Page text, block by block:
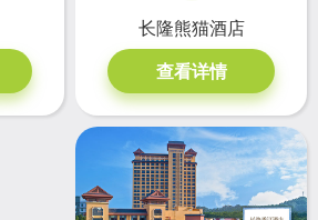
长隆熊猫酒店
查看详情